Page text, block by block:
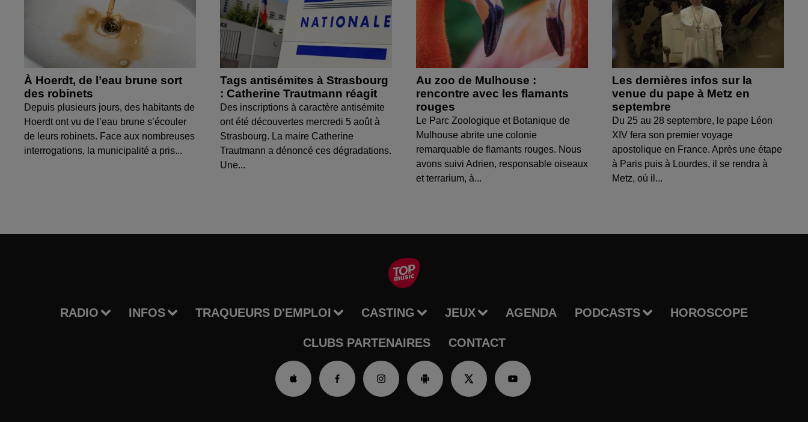
À Hoerdt, de l’eau brune sort
des robinets
Depuis plusieurs jours, des habitants de
Hoerdt ont vu de l’eau brune s’écouler
de leurs robinets. Face aux nombreuses
interrogations, la municipalité a pris...
Tags antisémites à Strasbourg
: Catherine Trautmann réagit
Des inscriptions à caractère antisémite
ont été découvertes mercredi 5 août à
Strasbourg. La maire Catherine
Trautmann a dénoncé ces dégradations.
Une...
Au zoo de Mulhouse :
rencontre avec les flamants
rouges
Le Parc Zoologique et Botanique de
Mulhouse abrite une colonie
remarquable de flamants rouges. Nous
avons suivi Adrien, responsable oiseaux
et terrarium, à...
Les dernières infos sur la
venue du pape à Metz en
septembre
Du 25 au 28 septembre, le pape Léon
XIV fera son premier voyage
apostolique en France. Après une étape
à Paris puis à Lourdes, il se rendra à
Metz, où il...
RADIO INFOS TRAQUEURS D'EMPLOI CASTING JEUX AGENDA PODCASTS HOROSCOPE
CLUBS PARTENAIRES CONTACT